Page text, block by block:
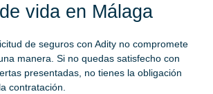
vida en Málaga
de seguros con Adity no compromete
manera. Si no quedas satisfecho con
presentadas, no tienes la obligación
contratación.